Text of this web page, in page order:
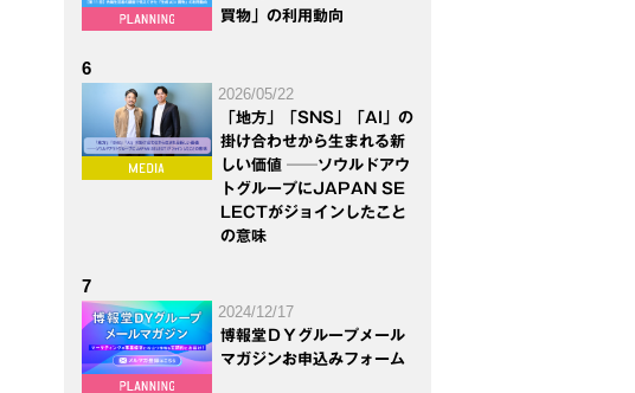
買物」の利用動向
6
2026/05/22
「地方」「SNS」「AI」の
掛け合わせから生まれる新
しい価値 ──ソウルドアウ
トグループにJAPAN SE
LECTがジョインしたこと
の意味
7
2024/12/17
博報堂ＤＹグループメール
マガジンお申込みフォーム